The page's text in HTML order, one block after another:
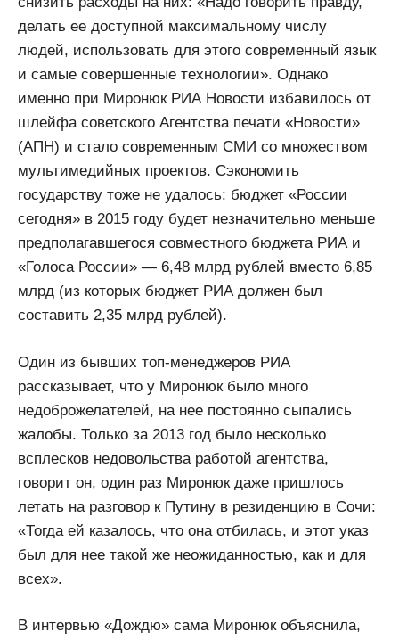
делать ее доступной максимальному числу
людей, использовать для этого современный язык
и самые совершенные технологии». Однако
именно при Миронюк РИА Новости избавилось от
шлейфа советского Агентства печати «Новости»
(АПН) и стало современным СМИ со множеством
мультимедийных проектов. Сэкономить
государству тоже не удалось: бюджет «России
сегодня» в 2015 году будет незначительно меньше
предполагавшегося совместного бюджета РИА и
«Голоса России» — 6,48 млрд рублей вместо 6,85
млрд (из которых бюджет РИА должен был
составить 2,35 млрд рублей).
Один из бывших топ-менеджеров РИА
рассказывает, что у Миронюк было много
недоброжелателей, на нее постоянно сыпались
жалобы. Только за 2013 год было несколько
всплесков недовольства работой агентства,
говорит он, один раз Миронюк даже пришлось
летать на разговор к Путину в резиденцию в Сочи:
«Тогда ей казалось, что она отбилась, и этот указ
был для нее такой же неожиданностью, как и для
всех».
В интервью «Дождю» сама Миронюк объяснила,